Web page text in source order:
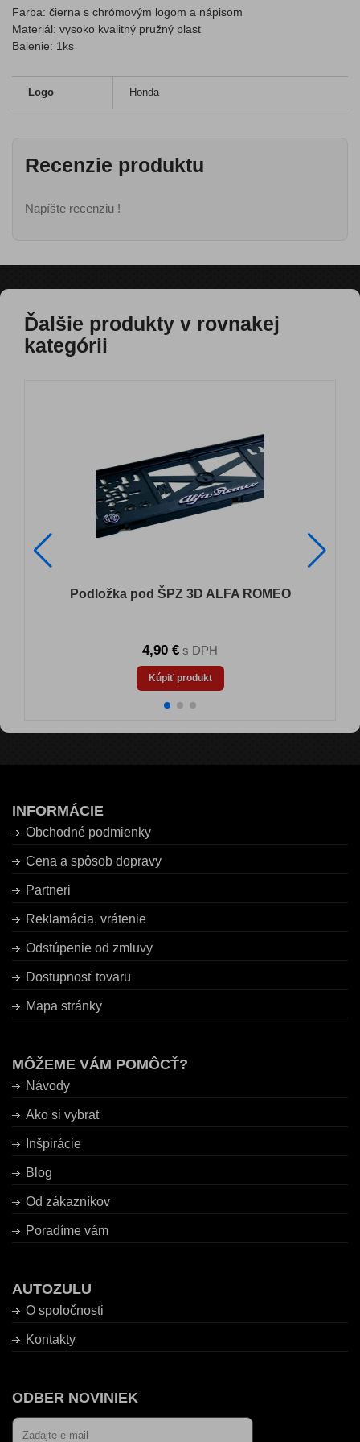
Farba: čierna s chrómovým logom a nápisom
Materiál: vysoko kvalitný pružný plast
Balenie: 1ks
Logo Honda
Recenzie produktu
Napíšte recenziu !
Ďalšie produkty v rovnakej
kategórii
Podložka pod ŠPZ 3D ALFA ROMEO
4,90 € s DPH
Kúpiť produkt
INFORMÁCIE
Obchodné podmienky
Cena a spôsob dopravy
Partneri
Reklamácia, vrátenie
Odstúpenie od zmluvy
Dostupnosť tovaru
Mapa stránky
MÔŽEME VÁM POMÔCŤ?
Návody
Ako si vybrať
Inšpirácie
Blog
Od zákazníkov
Poradíme vám
AUTOZULU
O spoločnosti
Kontakty
ODBER NOVINIEK